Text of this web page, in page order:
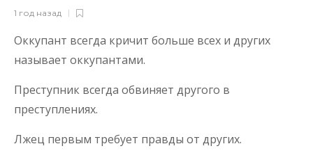
1 год назад
Оккупант всегда кричит больше всех и других
называет оккупантами.
Преступник всегда обвиняет другого в
преступлениях.
Лжец первым требует правды от других.